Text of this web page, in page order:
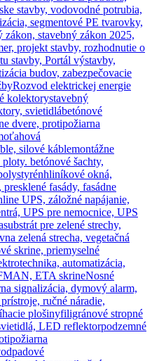
stavby, vodovodné potrubia,
segmentové PE tvarovky,
zákon, stavebný zákon 2025,
projekt stavby, rozhodnutie o
stavby, Portál výstavby,
budov, zabezpečovacie
Rozvod elektrickej energie
kolektorystavebný
svietidlábetónové
dvere, protipožiarna
silové káblemontážne
betónové šachty,
hliníkové okná,
fasády, fasádne
UPS, záložné napájanie,
UPS pre nemocnice, UPS
substrát pre zelené strechy,
zelená strecha, vegetačná
skrine, priemyselné
automatizácia,
ETA skrineNosné
signalizácia, dymový alarm,
ručné náradie,
plošinyfiligránové stropné
LED reflektorpodzemné
odpadové